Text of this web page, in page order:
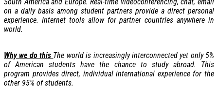
on a daily basis among student partners provide a direct personal
experience. Internet tools allow for partner countries anywhere in
world.
Why we do this The world is increasingly interconnected yet only 5%
of American students have the chance to study abroad. This
program provides direct, individual international experience for the
other 95% of students.